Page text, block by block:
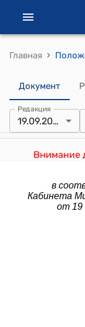
Главная ›
Документ
Редакция
19.09.2025
Внимание